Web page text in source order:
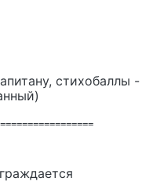
стихобаллы -